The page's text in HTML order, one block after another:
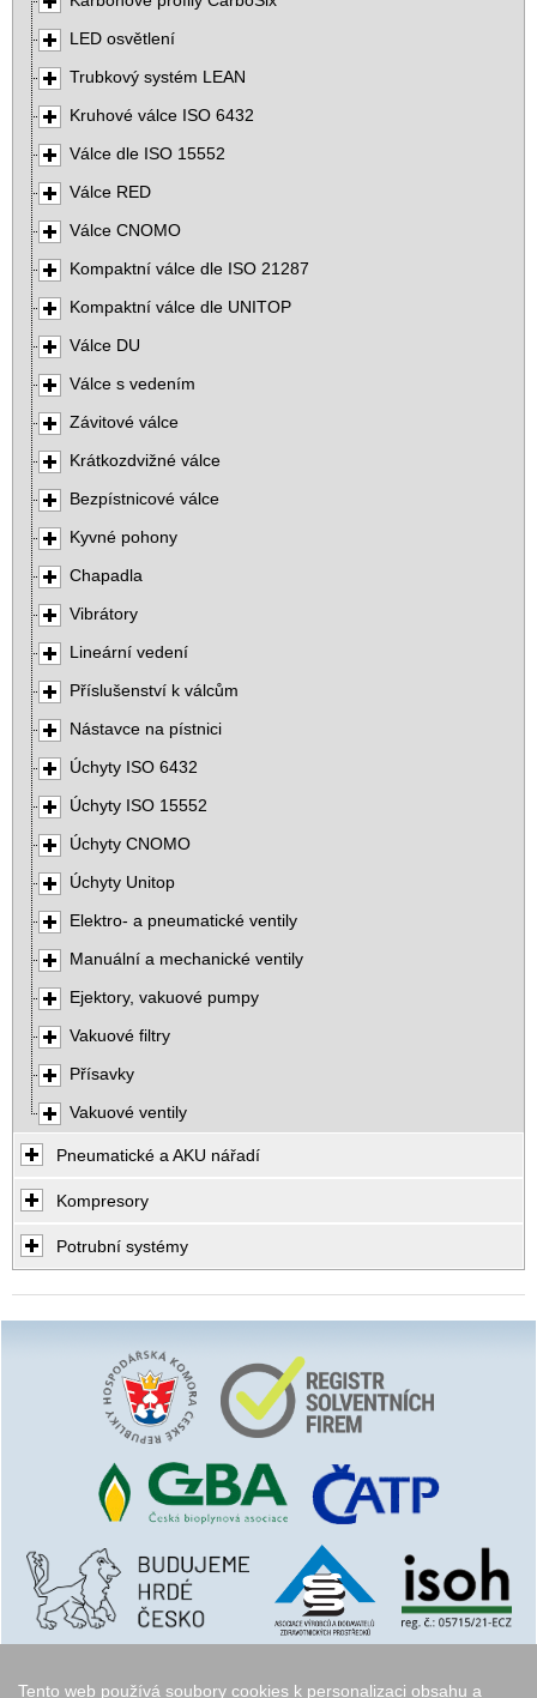
Tento web používá soubory cookies k personalizaci obsahu a
LED osvětlení
Trubkový systém LEAN
Kruhové válce ISO 6432
Válce dle ISO 15552
Válce RED
Válce CNOMO
Kompaktní válce dle ISO 21287
Kompaktní válce dle UNITOP
Válce DU
Válce s vedením
Závitové válce
Krátkozdvižné válce
Bezpístnicové válce
Kyvné pohony
Chapadla
Vibrátory
Lineární vedení
Příslušenství k válcům
Nástavce na pístnici
Úchyty ISO 6432
Úchyty ISO 15552
Úchyty CNOMO
Úchyty Unitop
Elektro- a pneumatické ventily
Manuální a mechanické ventily
Ejektory, vakuové pumpy
Vakuové filtry
Přísavky
Vakuové ventily
Pneumatické a AKU nářadí
Kompresory
Potrubní systémy